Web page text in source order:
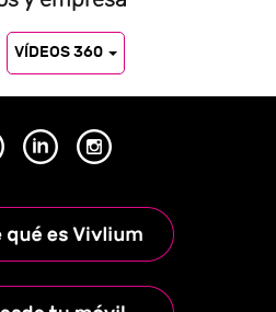
VÍDEOS 360